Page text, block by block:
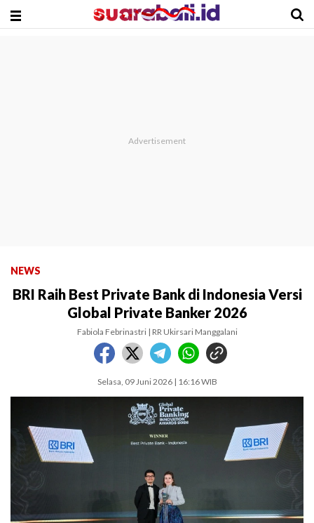
NEWS
BRI Raih Best Private Bank di Indonesia Versi
Global Private Banker 2026
Fabiola Febrinastri | RR Ukirsari Manggalani
Selasa, 09 Juni 2026 | 16:16 WIB